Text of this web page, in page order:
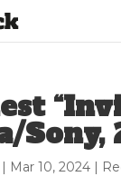
Sony,
| Mar 10, 2024|